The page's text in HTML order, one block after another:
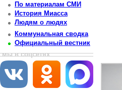
По материалам СМИ
История Миасса
Людям о людях
Коммунальная сводка
Официальный вестник
мы в соцсетях